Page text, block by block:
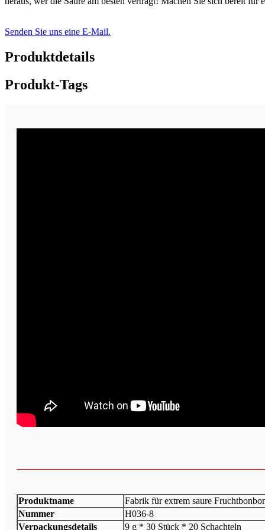
Senden Sie uns eine E-Mail.
Produktdetails
Produkt-Tags
Produktname
Fabrik für extrem saure
Nummer
H036-8
Verpackungsdetails
9 g * 30 Stück * 20 Schachteln